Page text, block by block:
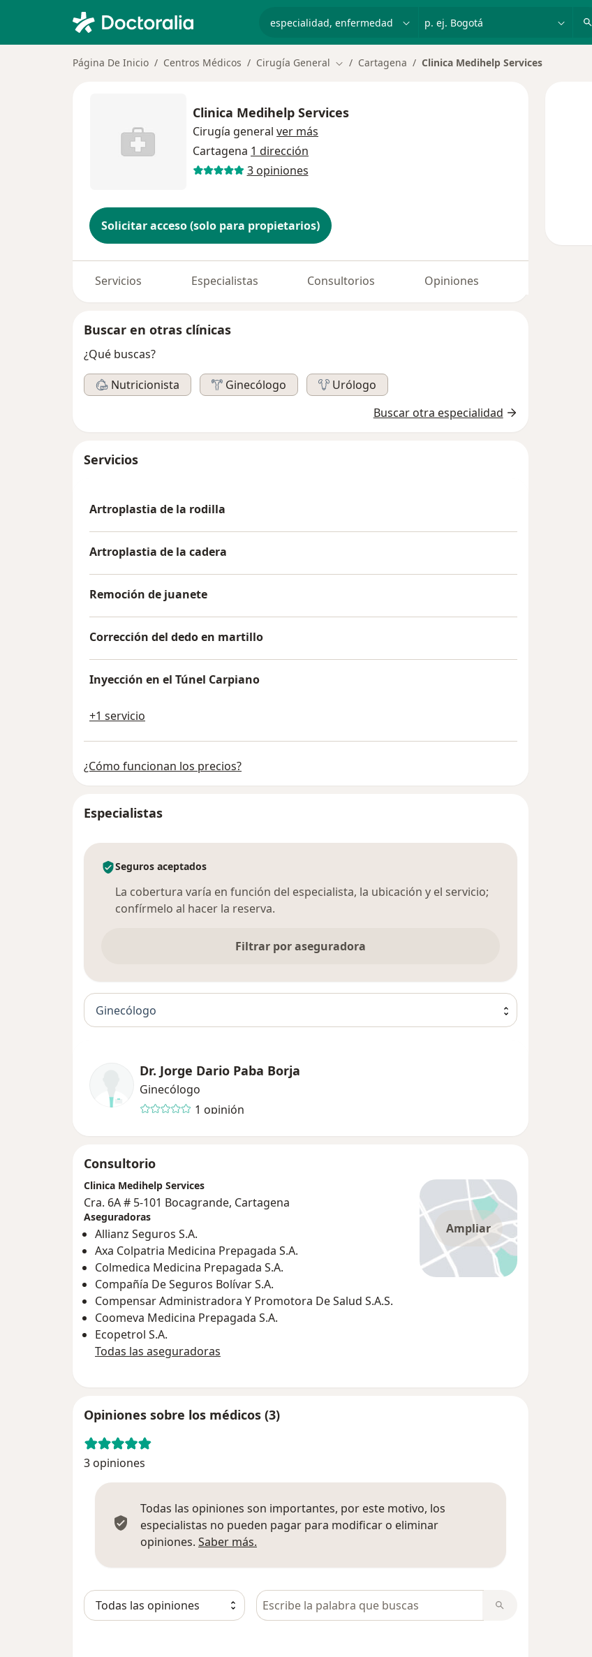
p. ej. Bogotá
Página De Inicio Centros Médicos Cirugía General Cambiar de ciudad
Cartagena Clinica Medihelp Services
Clinica Medihelp Services
Cirugía general ver más
Cartagena 1 dirección
3 opiniones
Solicitar acceso (solo para propietarios)
Servicios Especialistas Consultorios Opiniones
Buscar en otras clínicas
¿Qué buscas?
Nutricionista
Ginecólogo
Urólogo
Buscar otra especialidad
Servicios
Artroplastia de la rodilla
Artroplastia de la cadera
Remoción de juanete
Corrección del dedo en martillo
Inyección en el Túnel Carpiano
+1 servicio
¿Cómo funcionan los precios?
Especialistas
Seguros aceptados
La cobertura varía en función del especialista, la ubicación y el servicio;
confírmelo al hacer la reserva.
Filtrar por aseguradora
Ginecólogo
Dr. Jorge Dario Paba Borja
Ginecólogo
1 opinión
Consultorio
Ampliar
Clinica Medihelp Services
Cra. 6A # 5-101 Bocagrande, Cartagena
Aseguradoras
Allianz Seguros S.A.
Axa Colpatria Medicina Prepagada S.A.
Colmedica Medicina Prepagada S.A.
Compañía De Seguros Bolívar S.A.
Compensar Administradora Y Promotora De Salud S.A.S.
Coomeva Medicina Prepagada S.A.
Ecopetrol S.A.
Todas las aseguradoras
Opiniones sobre los médicos (3)
3 opiniones
Todas las opiniones son importantes, por este motivo, los
especialistas no pueden pagar para modificar o eliminar
opiniones. Saber más.
Busca en opiniones